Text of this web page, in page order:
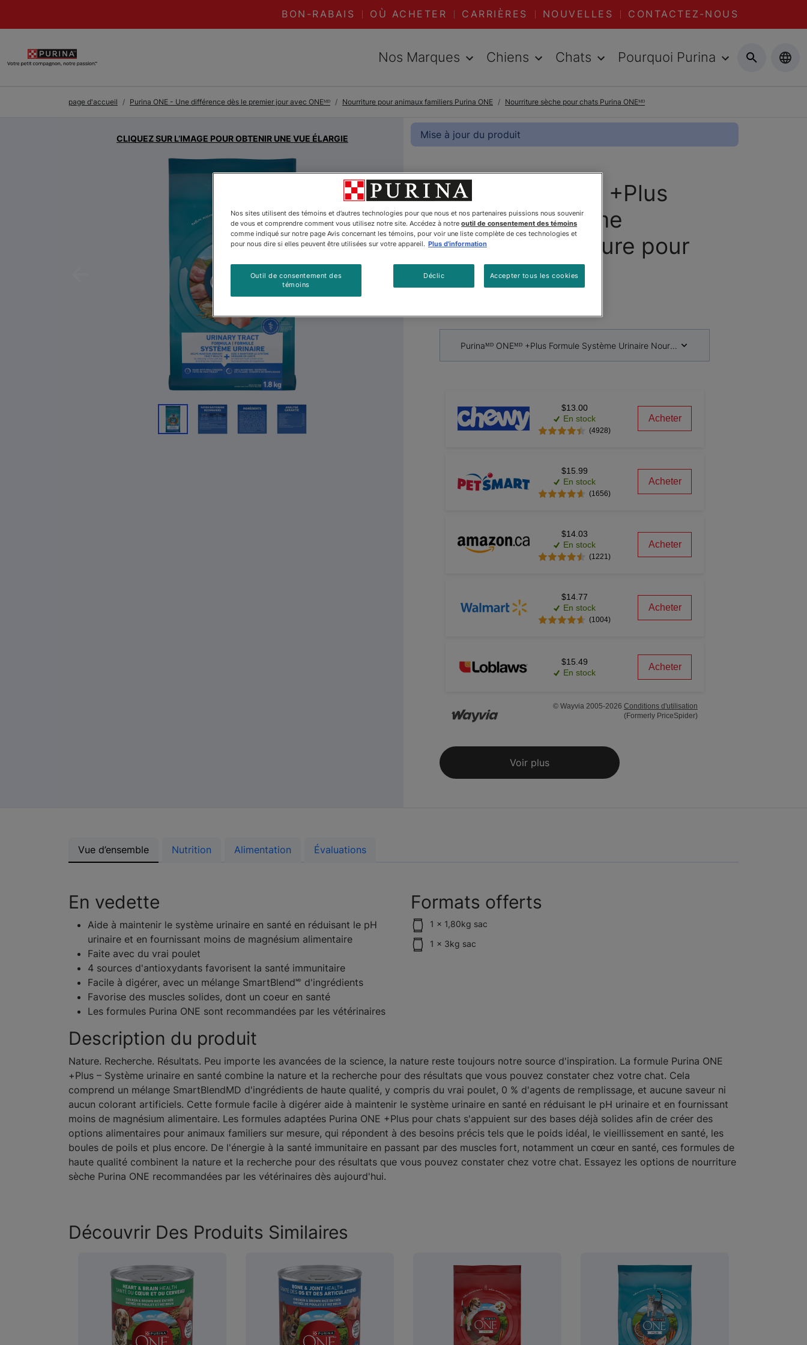
BON-RABAIS OÙ ACHETER CARRIÈRES NOUVELLES CONTACTEZ-NOUS
Nos Marques Chiens Chats Pourquoi Purina
page d'accueil Purina ONE - Une différence dès le premier jour avec ONEᴹᴰ Nourriture pour animaux familiers Purina ONE Nourriture sèche pour chats Purina ONEᴹᴰ
CLIQUEZ SUR L’IMAGE POUR OBTENIR UNE VUE ÉLARGIE Mise à jour du produit
Purinaᴹᴰ ONEᴹᴰ +Plus
Formule Système
Urinaire Nourriture pour
Chats
Purinaᴹᴰ ONEᴹᴰ +Plus Formule Système Urinaire Nourriture pour Chats
$13.00
En stock
(4928)
Acheter
$15.99
En stock
(1656)
Acheter
$14.03
En stock
(1221)
Acheter
$14.77
En stock
(1004)
Acheter
$15.49
En stock
Acheter
© Wayvia 2005-2026 Conditions d'utilisation
(Formerly PriceSpider)
Voir plus
Vue d’ensemble Nutrition Alimentation Évaluations
En vedette
Aide à maintenir le système urinaire en santé en réduisant le pH
urinaire et en fournissant moins de magnésium alimentaire
Faite avec du vrai poulet
4 sources d'antioxydants favorisent la santé immunitaire
Facile à digérer, avec un mélange SmartBlend🅫 d'ingrédients
Favorise des muscles solides, dont un coeur en santé
Les formules Purina ONE sont recommandées par les vétérinaires
Formats offerts
1 x 1,80kg sac
1 x 3kg sac
Description du produit
Nature. Recherche. Résultats. Peu importe les avancées de la science, la nature reste toujours notre source d'inspiration. La formule Purina ONE
+Plus – Système urinaire en santé combine la nature et la recherche pour des résultats que vous pouvez constater chez votre chat. Cela
comprend un mélange SmartBlendMD d'ingrédients de haute qualité, y compris du vrai poulet, 0 % d'agents de remplissage, et aucune saveur ni
aucun colorant artificiels. Cette formule facile à digérer aide à maintenir le système urinaire en santé en réduisant le pH urinaire et en fournissant
moins de magnésium alimentaire. Les formules adaptées Purina ONE +Plus pour chats s'appuient sur des bases déjà solides afin de créer des
options alimentaires pour animaux familiers sur mesure, qui répondent à des besoins précis tels que le poids idéal, le vieillissement en santé, les
boules de poils et plus encore. De l'énergie à la santé immunitaire en passant par des muscles fort, notamment un cœur en santé, ces formules de
haute qualité combinent la nature et la recherche pour des résultats que vous pouvez constater chez votre chat. Essayez les options de nourriture
sèche Purina ONE recommandées par les vétérinaires dès aujourd'hui.
Découvrir Des Produits Similaires
Nos sites utilisent des témoins et d’autres technologies pour que nous et nos partenaires puissions nous souvenir
de vous et comprendre comment vous utilisez notre site. Accédez à notre outil de consentement des témoins
comme indiqué sur notre page Avis concernant les témoins, pour voir une liste complète de ces technologies et
pour nous dire si elles peuvent être utilisées sur votre appareil. Plus d'information
Déclic Accepter tous les cookies
Outil de consentement des
témoins